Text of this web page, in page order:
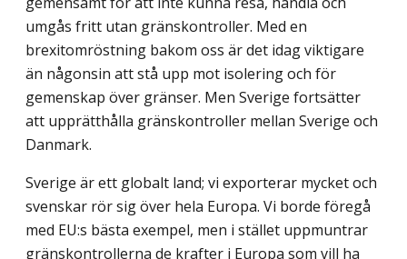
umgås fritt utan gränskontroller. Med en
brexitomröstning bakom oss är det idag viktigare
än någonsin att stå upp mot isolering och för
gemenskap över gränser. Men Sverige fortsätter
att upprätthålla gränskontroller mellan Sverige och
Danmark.
Sverige är ett globalt land; vi exporterar mycket och
svenskar rör sig över hela Europa. Vi borde föregå
med EU:s bästa exempel, men i stället uppmuntrar
gräns­kontrollerna de krafter i Europa som vill ha